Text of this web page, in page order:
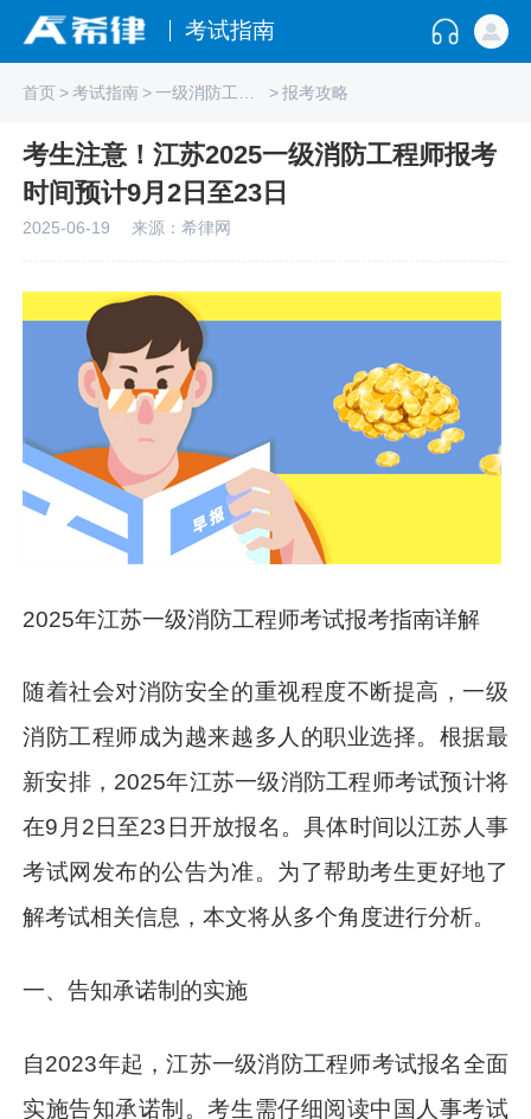
考试指南
首页>考试指南> > 报考攻略
考生注意！江苏2025一级消防工程师报考
时间预计9月2日至23日
2025-06-19 来源：希律网
2025年江苏一级消防工程师考试报考指南详解
随着社会对消防安全的重视程度不断提高，一级
消防工程师成为越来越多人的职业选择。根据最
新安排，2025年江苏一级消防工程师考试预计将
在9月2日至23日开放报名。具体时间以江苏人事
考试网发布的公告为准。为了帮助考生更好地了
解考试相关信息，本文将从多个角度进行分析。
一、告知承诺制的实施
自2023年起，江苏一级消防工程师考试报名全面
实施告知承诺制。考生需仔细阅读中国人事考试